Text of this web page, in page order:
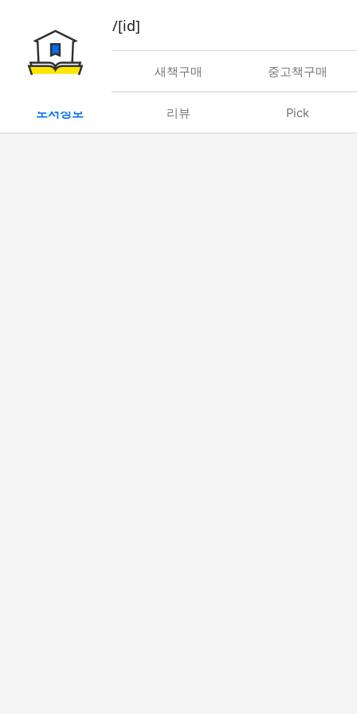
book/rent/[id]
대여 새책구매 중고책구매
도서정보 리뷰 Pick